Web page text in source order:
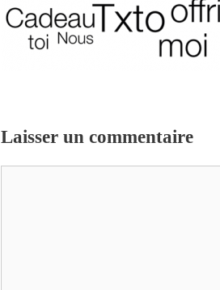
Laisser un commentaire